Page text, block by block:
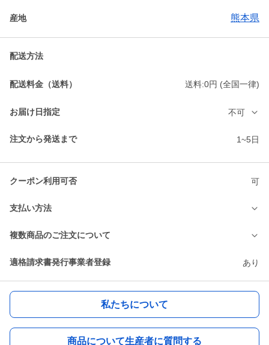
産地 熊本県
配送方法
配送料金（送料） 送料:0円 (全国一律)
お届け日指定 不可
注文から発送まで 1~5日
クーポン利用可否 可
支払い方法
複数商品のご注文について
適格請求書発行事業者登録 あり
私たちについて
商品について生産者に質問する